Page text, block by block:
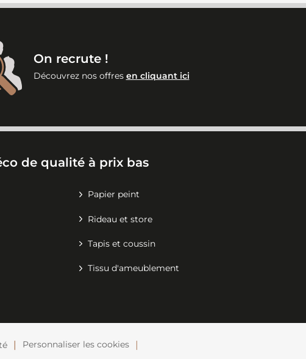
On recrute !
Découvrez nos offres en cliquant ici
de qualité à prix bas
Papier peint
Rideau et store
Tapis et coussin
Tissu d'ameublement
Personnaliser les cookies